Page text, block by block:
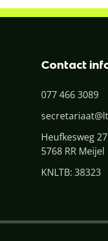
Contact
077 466 3089
Heufkesweg 27
5768 RR Meijel
KNLTB: 38323